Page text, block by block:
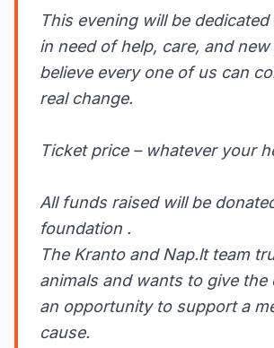
This evening will be
in need of help, care, and new
believe every one of us can
real change.
Ticket price – whatever your
All funds raised will be
foundation .
The Kranto and Nap.lt team
animals and wants to give the
an opportunity to support a
cause.